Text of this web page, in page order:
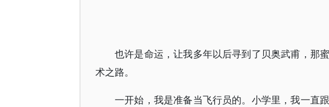
也许是命运，让我多年以后寻到了贝奥武甫，那
术之路。
一开始，我是准备当飞行员的。小学里，我一直